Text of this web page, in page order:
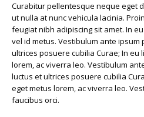
Curabitur pellentesque neque eget
ut nulla at nunc vehicula lacinia.
feugiat nibh adipiscing sit amet. In
vel id metus. Vestibulum ante
ultrices posuere cubilia Curae; In eu
lorem, ac viverra leo. Vestibulum
luctus et ultrices posuere cubilia
eget metus lorem, ac viverra leo.
faucibus orci.